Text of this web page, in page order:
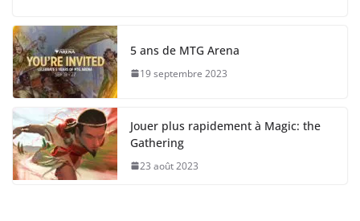
5 ans de MTG Arena
19 septembre 2023
Jouer plus rapidement à Magic: the
Gathering
23 août 2023